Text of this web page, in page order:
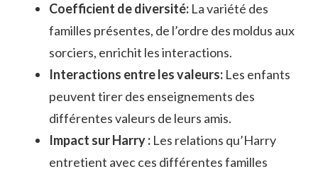
Coefficient de diversité: La variété des
familles présentes, de l’ordre des moldus aux
sorciers, enrichit les interactions.
Interactions entre les valeurs: Les enfants
peuvent tirer des enseignements des
différentes valeurs de leurs amis.
Impact sur Harry : Les relations qu’Harry
entretient avec ces différentes familles